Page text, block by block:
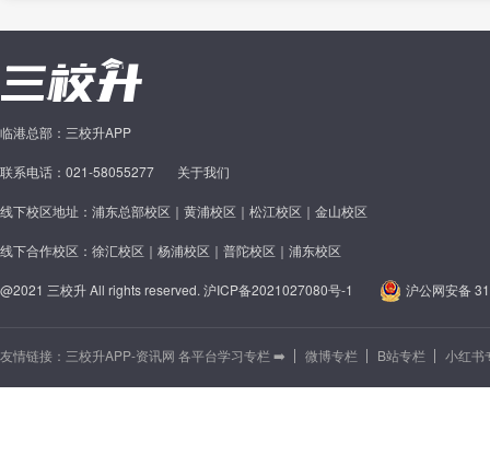
临港总部：三校升APP
联系电话：021-58055277 关于我们
线下校区地址：浦东总部校区｜黄浦校区｜松江校区｜金山校区
线下合作校区：徐汇校区｜杨浦校区｜普陀校区｜浦东校区
@2021 三校升 All rights reserved. 沪ICP备2021027080号-1 沪公网安备
友情链接： 三校升APP-资讯网 各平台学习专栏 ➡️ 微博专栏 B站专栏 小红书